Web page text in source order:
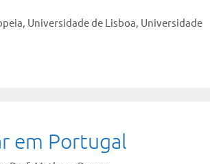
Universidade de Lisboa Universidade
em Portugal